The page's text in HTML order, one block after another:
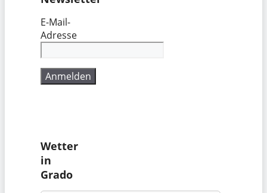
E-Mail-
Adresse
Wetter
in
Grado